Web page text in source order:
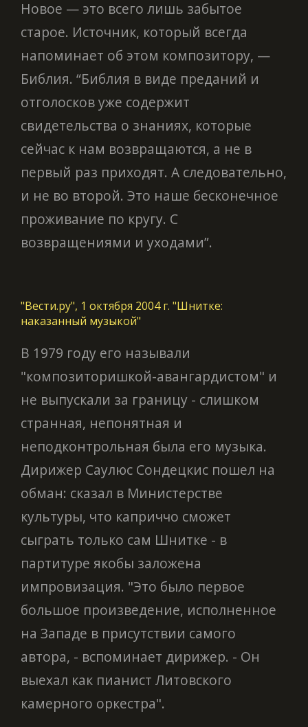
Новое — это всего лишь забытое
старое. Источник, который всегда
напоминает об этом композитору, —
Библия. “Библия в виде преданий и
отголосков уже содержит
свидетельства о знаниях, которые
сейчас к нам возвращаются, а не в
первый раз приходят. А следовательно,
и не во второй. Это наше бесконечное
проживание по кругу. С
возвращениями и уходами”.
"Вести.ру", 1 октября 2004 г. "Шнитке:
наказанный музыкой"
В 1979 году его называли
"композиторишкой-авангардистом" и
не выпускали за границу - слишком
странная, непонятная и
неподконтрольная была его музыка.
Дирижер Саулюс Сондецкис пошел на
обман: сказал в Министерстве
культуры, что каприччо сможет
сыграть только сам Шнитке - в
партитуре якобы заложена
импровизация. "Это было первое
большое произведение, исполненное
на Западе в присутствии самого
автора, - вспоминает дирижер. - Он
выехал как пианист Литовского
камерного оркестра".